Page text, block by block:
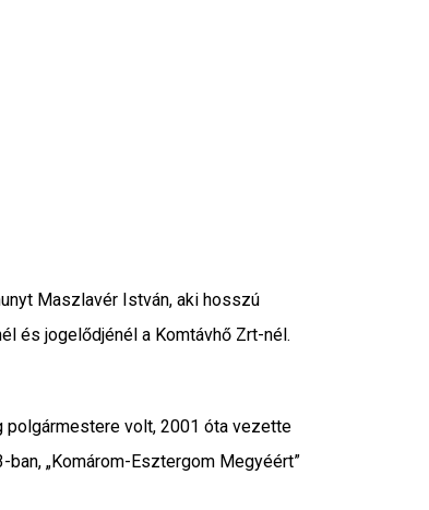
Maszlavér István, aki hosszú
és jogelődjénél a Komtávhő Zrt-nél.
volt, 2001 óta vezette
„Komárom-Esztergom Megyéért”